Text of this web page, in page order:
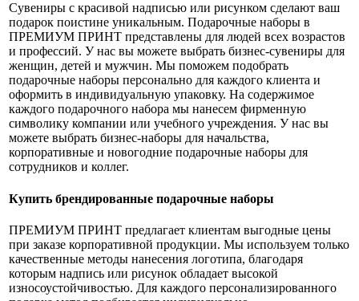
Сувениры с красивой надписью или рисунком сделают ваш
подарок поистине уникальным. Подарочные наборы в
ПРЕМИУМ ПРИНТ представлены для людей всех возрастов
и профессий. У нас вы можете выбрать бизнес-сувениры для
женщин, детей и мужчин. Мы поможем подобрать
подарочные наборы персонально для каждого клиента и
оформить в индивидуальную упаковку. На содержимое
каждого подарочного набора мы нанесем фирменную
символику компании или учебного учреждения. У нас вы
можете выбрать бизнес-наборы для начальства,
корпоративные и новогодние подарочные наборы для
сотрудников и коллег.
Купить брендированные подарочные наборы
ПРЕМИУМ ПРИНТ предлагает клиентам выгодные цены
при заказе корпоративной продукции. Мы используем только
качественные методы нанесения логотипа, благодаря
которым надпись или рисунок обладает высокой
износоустойчивостью. Для каждого персонализированного